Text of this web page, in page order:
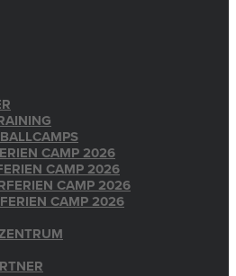
CAMP 2026
CAMP 2026
CAMP 2026
CAMP 2026